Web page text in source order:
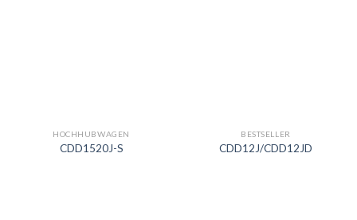
HOCHHUBWAGEN
CDD1520J-S
BESTSELLER
CDD12J/CDD12JD